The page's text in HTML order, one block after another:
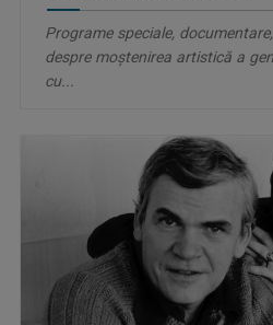
Programe speciale,
despre moștenirea artistică a
cu...